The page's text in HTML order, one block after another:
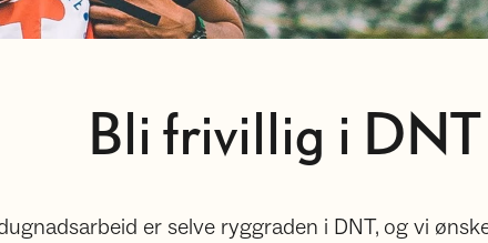
Bli frivillig i
er selve ryggraden i DNT, og vi